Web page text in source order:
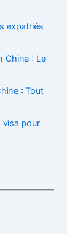
expatriés
Chine : Le
: Tout
visa pour